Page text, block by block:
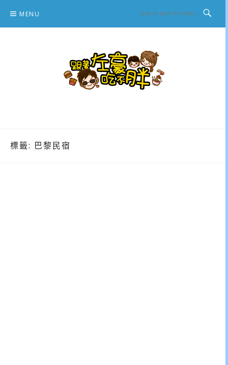
content
MENU
標籤: 巴黎民宿